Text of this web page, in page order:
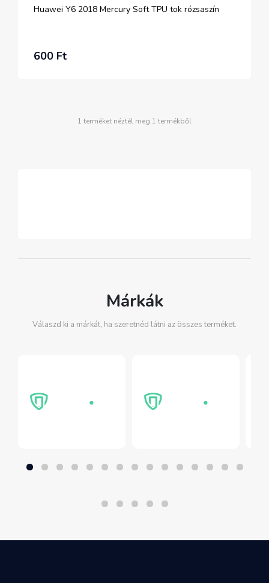
Huawei Y6 2018 Mercury Soft TPU tok rózsaszín
600 Ft
1 terméket néztél meg 1 termékből
Márkák
Válaszd ki a márkát, ha szeretnéd látni az összes terméket.